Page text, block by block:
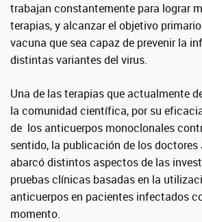
trabajan constantemente para lograr
terapias, y alcanzar el objetivo
vacuna que sea capaz de prevenir la
distintas variantes del virus.
Una de las terapias que actualmente
la comunidad científica, por su
de los anticuerpos monoclonales
sentido, la publicación de los doctores
abarcó distintos aspectos de las
pruebas clínicas basadas en la
anticuerpos en pacientes infectados
momento.